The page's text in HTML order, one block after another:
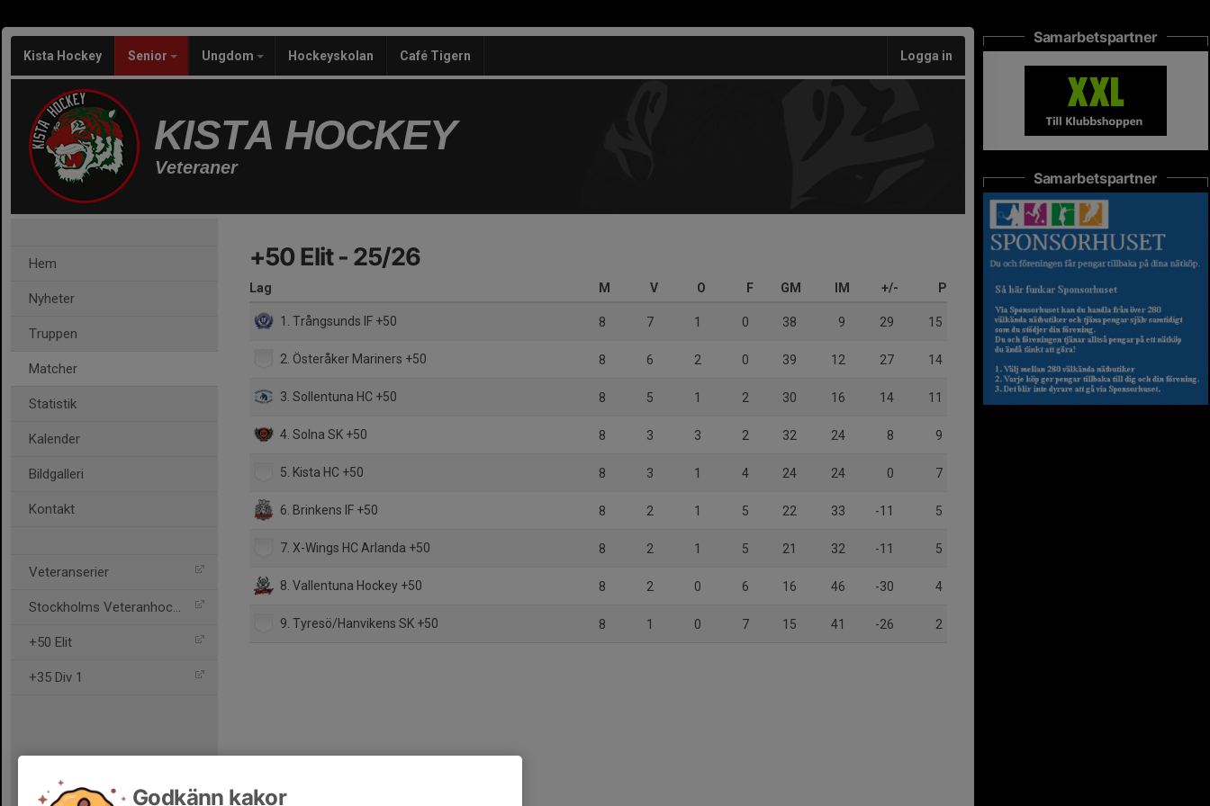
Kista Hockey Senior Ungdom Hockeyskolan Café Tigern Logga in
KISTA HOCKEY
Veteraner
Hem
Nyheter
Truppen
Matcher
Statistik
Kalender
Bildgalleri
Kontakt
Veteranserier
Stockholms Veteranhockey
+50 Elit
+35 Div 1
+50 Elit - 25/26
Lag M V O F GM IM +/- P
1. Trångsunds IF +50 8 7 1 0 38 9 29 15
2. Österåker Mariners +50 8 6 2 0 39 12 27 14
3. Sollentuna HC +50 8 5 1 2 30 16 14 11
4. Solna SK +50 8 3 3 2 32 24 8 9
5. Kista HC +50 8 3 1 4 24 24 0 7
6. Brinkens IF +50 8 2 1 5 22 33 -11 5
7. X-Wings HC Arlanda +50 8 2 1 5 21 32 -11 5
8. Vallentuna Hockey +50 8 2 0 6 16 46 -30 4
9. Tyresö/Hanvikens SK +50 8 1 0 7 15 41 -26 2
Samarbetspartner
Samarbetspartner
Godkänn kakor